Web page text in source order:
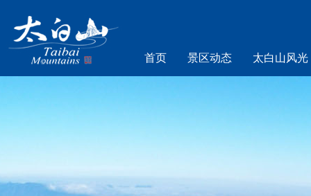
首页 景区动态 太白山风光